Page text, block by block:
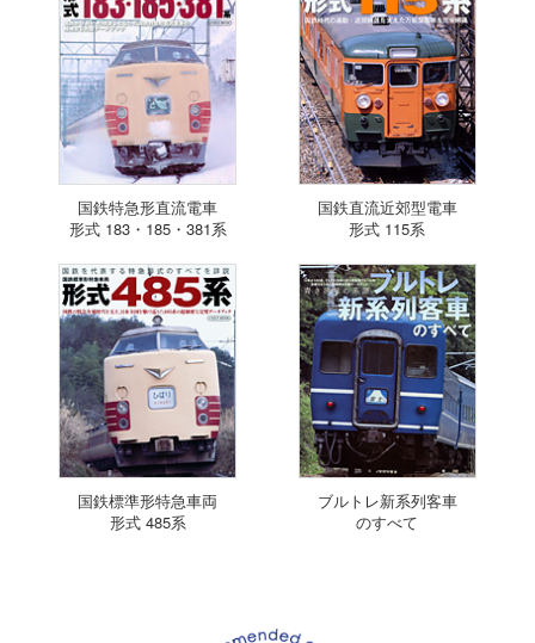
国鉄特急形直流電車
形式 183・185・381系
国鉄直流近郊型電車
形式 115系
国鉄標準形特急車両
形式 485系
ブルトレ新系列客車
のすべて